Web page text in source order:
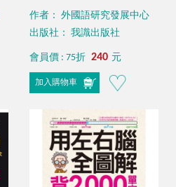
「Youtor App」內含VRP
虛擬點讀筆＋防水書套）
作者： 外國語研究發展中心
出版社： 我識出版社
會員價 : 75折 240 元
加入購物車